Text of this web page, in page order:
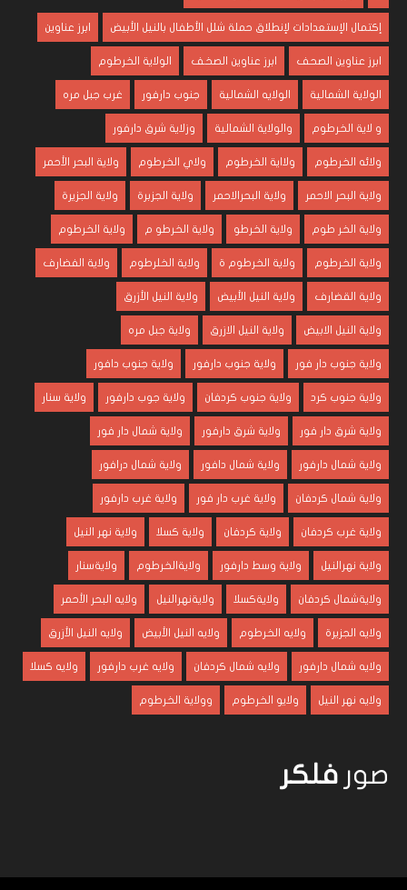
إكتمال الإستعدادات لإنطلاق حملة شلل الأطفال بالنيل الأبيض ابرز عناوين
ابرز عناوين الصحف ابرز عناوين الصخف الولاية الخرطوم
الولاية الشمالية الولايه الشمالية جنوب دارفور غرب جبل مره
و لاية الخرطوم والولاية الشمالية وزلاية شرق دارفور
ولائه الخرطوم ولااية الخرطوم ولاي الخرطوم ولاية البحر الأحمر
ولاية البحر الاحمر ولاية البحرالاحمر ولاية الجزبرة ولاية الجزيرة
ولاية الخر طوم ولاية الخرطو ولاية الخرطو م ولاية الخرطوم
ولاية الخرطوم ولاية الخرطوم ة ولاية الخلرطوم ولاية الفضارف
ولاية القضارف ولاية النيل الأبيض ولاية النيل الأزرق
ولاية النيل الابيض ولاية النيل الازرق ولاية جبل مره
ولاية جنوب دار فور ولاية جنوب دارفور ولاية جنوب دافور
ولاية جنوب كرد ولاية جنوب كردفان ولاية جوب دارفور ولاية سنار
ولاية شرق دار فور ولاية شرق دارفور ولاية شمال دار فور
ولاية شمال دارفور ولاية شمال دافور ولاية شمال درافور
ولاية شمال كردفان ولاية غرب دار فور ولاية غرب دارفور
ولاية غرب كردفان ولاية كردفان ولاية كسلا ولاية نهر النيل
ولاية نهرالنيل ولاية وسط دارفور ولايةالخرطوم ولايةسنار
ولايةشمال كردفان ولايةكسلا ولايةنهرالنيل ولايه البحر الأحمر
ولايه الجزيرة ولايه الخرطوم ولايه النيل الأبيض ولايه النيل الأزرق
ولايه شمال دارفور ولايه شمال كردفان ولايه غرب دارفور ولايه كسلا
ولايه نهر النيل ولايو الخرطوم وولاية الخرطوم
صور فلكر